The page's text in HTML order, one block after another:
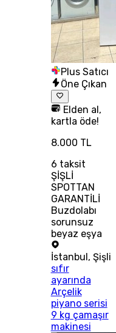
Plus Satıcı
Öne Çıkan
Elden al,
kartla öde!
8.000 TL
6 taksit
ŞİŞLİ
SPOTTAN
GARANTİLİ
Buzdolabı
sorunsuz
beyaz eşya
İstanbul, Şişli
sıfır
ayarında
Arçelik
piyano serisi
9 kg çamaşır
makinesi